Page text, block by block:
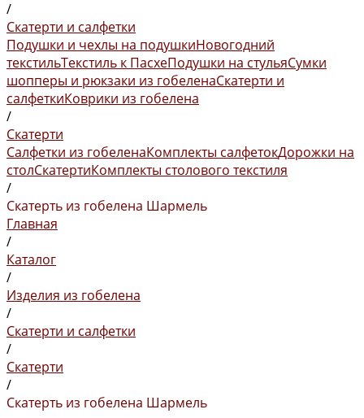
/
Скатерти и салфетки
Подушки и чехлы на подушкиНовогодний
текстильТекстиль к ПасхеПодушки на стульяСумки
шопперы и рюкзаки из гобеленаСкатерти и
салфеткиКоврики из гобелена
/
Скатерти
Салфетки из гобеленаКомплекты салфетокДорожки на
столСкатертиКомплекты столового текстиля
/
Скатерть из гобелена Шармель
Главная
/
Каталог
/
Изделия из гобелена
/
Скатерти и салфетки
/
Скатерти
/
Скатерть из гобелена Шармель